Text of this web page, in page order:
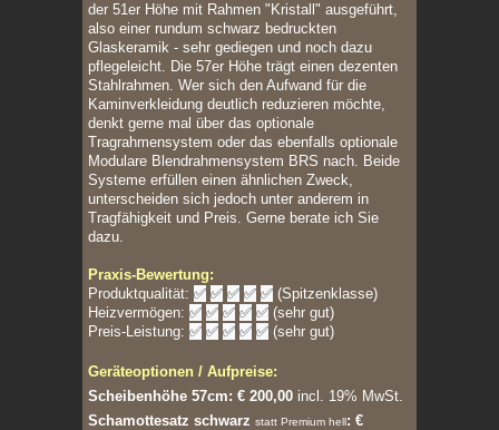
der 51er Höhe mit Rahmen "Kristall" ausgeführt,
also einer rundum schwarz bedruckten
Glaskeramik - sehr gediegen und noch dazu
pflegeleicht. Die 57er Höhe trägt einen dezenten
Stahlrahmen. Wer sich den Aufwand für die
Kaminverkleidung deutlich reduzieren möchte,
denkt gerne mal über das optionale
Tragrahmensystem oder das ebenfalls optionale
Modulare Blendrahmensystem BRS nach. Beide
Systeme erfüllen einen ähnlichen Zweck,
unterscheiden sich jedoch unter anderem in
Tragfähigkeit und Preis. Gerne berate ich Sie
dazu.
Praxis-Bewertung:
Produktqualität: ✅ ✅ ✅ ✅ ✅ (Spitzenklasse)
Heizvermögen: ✅ ✅ ✅ ✅ ✅ (sehr gut)
Preis-Leistung: ✅ ✅ ✅ ✅ ✅ (sehr gut)
Geräteoptionen / Aufpreise:
Scheibenhöhe 57cm: € 200,00 incl. 19% MwSt.
Schamottesatz schwarz statt Premium hell: €